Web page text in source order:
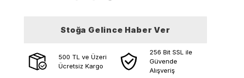
Stoğa Gelince Haber Ver
500 TL ve Üzeri
Ücretsiz Kargo
256 Bit SSL ile
Güvende
Alışveriş